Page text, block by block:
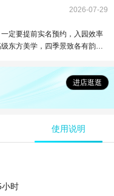
2026-07-29
定要提前实名预约，入园效率
东方美学，四季景致各有韵
进店逛逛
使用说明
小时